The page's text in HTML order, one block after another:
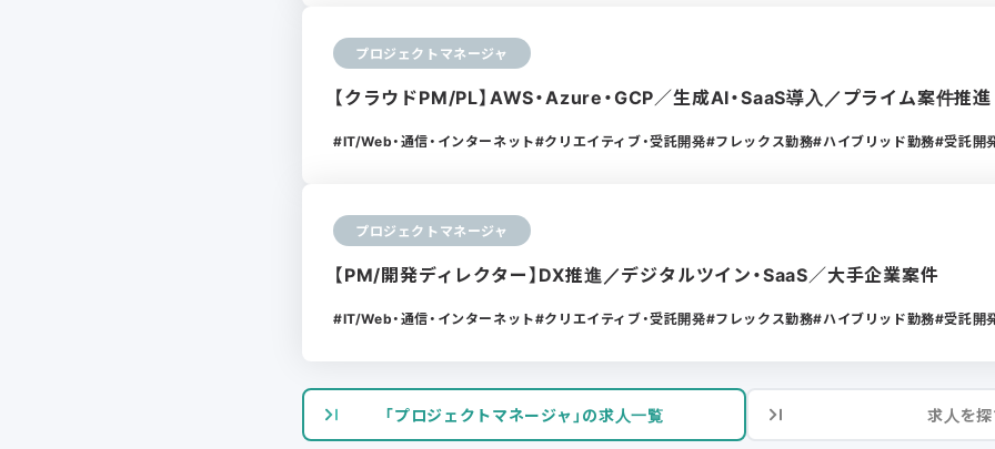
プロジェクトマネージャ
【クラウドPM/PL】AWS・Azure・GCP／生成AI・SaaS導入／プライム案件推進
IT/Web・通信・インターネット クリエイティブ・受託開発 フレックス勤務 ハイブリッド勤務 受託開
プロジェクトマネージャ
【PM/開発ディレクター】DX推進／デジタルツイン・SaaS／大手企業案件
IT/Web・通信・インターネット クリエイティブ・受託開発 フレックス勤務 ハイブリッド勤務 受託開
「プロジェクトマネージャ」の求人一覧 求人を